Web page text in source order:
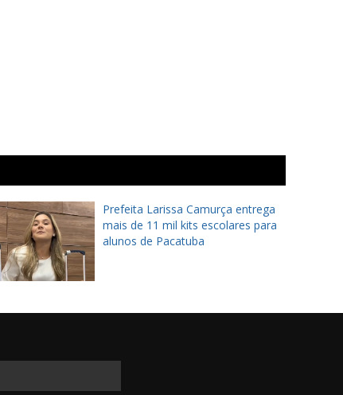
Prefeita Larissa Camurça entrega
mais de 11 mil kits escolares para
alunos de Pacatuba